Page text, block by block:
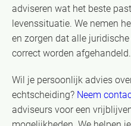
adviseren wat het beste
levenssituatie. We nemen
en zorgen dat alle
correct worden afgehandeld.
Wil je persoonlijk advies
echtscheiding? Neem
adviseurs voor een